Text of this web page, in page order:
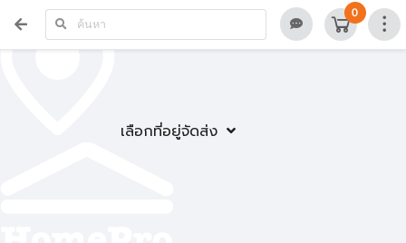
เลือกที่อยู่จัดส่ง
0